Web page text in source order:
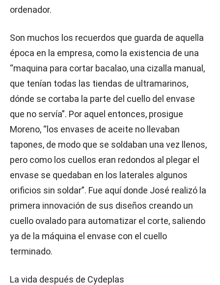
ordenador.
Son muchos los recuerdos que guarda de aquella
época en la empresa, como la existencia de una
“maquina para cortar bacalao, una cizalla manual,
que tenían todas las tiendas de ultramarinos,
dónde se cortaba la parte del cuello del envase
que no servía”. Por aquel entonces, prosigue
Moreno, “los envases de aceite no llevaban
tapones, de modo que se soldaban una vez llenos,
pero como los cuellos eran redondos al plegar el
envase se quedaban en los laterales algunos
orificios sin soldar”. Fue aquí donde José realizó la
primera innovación de sus diseños creando un
cuello ovalado para automatizar el corte, saliendo
ya de la máquina el envase con el cuello
terminado.
La vida después de Cydeplas